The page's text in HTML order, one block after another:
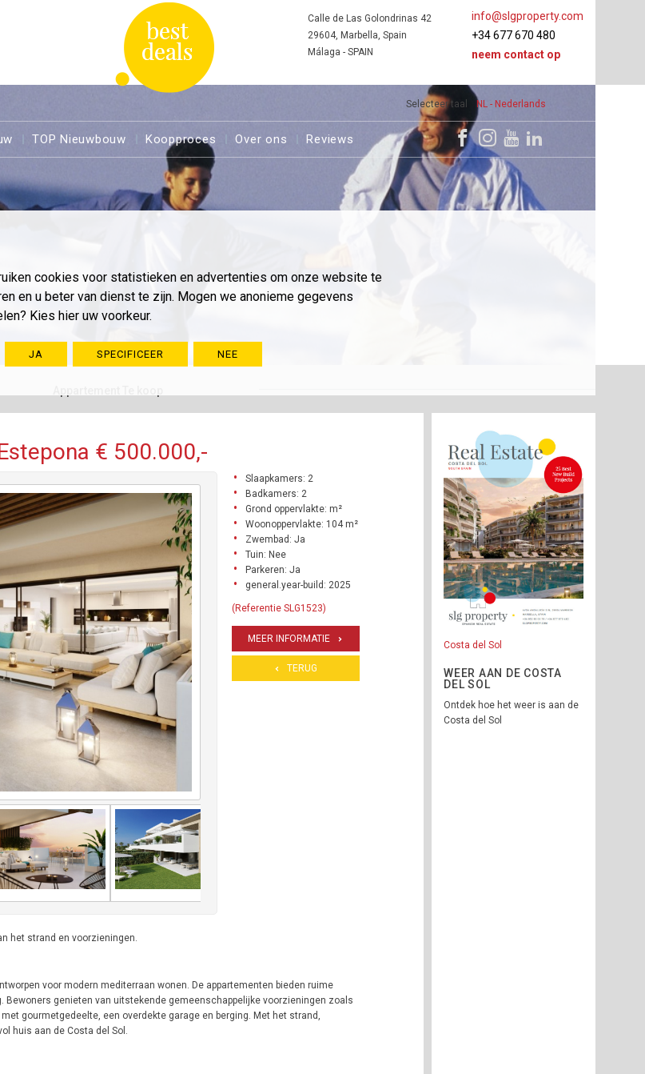
cookies voor statistieken en advertenties om onze website te
en u beter van dienst te zijn. Mogen we anonieme gegevens
Kies hier uw voorkeur.
JA SPECIFICEER NEE
Selecteer taal NL - Nederlands
info@slgproperty.com
+34 677 670 480
neem contact op
Calle de Las Golondrinas 42
29604, Marbella, Spain
Málaga - SPAIN
TOP Nieuwbouw Koopproces Over ons Reviews
€ 500.000,-
Slaapkamers: 2
Badkamers: 2
Grond oppervlakte: m²
Woonoppervlakte: 104 m²
Zwembad: Ja
Tuin: Nee
Parkeren: Ja
general.year-build: 2025
(Referentie SLG1523)
MEER INFORMATIE
TERUG
het strand en voorzieningen.
voor modern mediterraan wonen. De appartementen bieden ruime
genieten van uitstekende gemeenschappelijke voorzieningen zoals
gourmetgedeelte, een overdekte garage en berging. Met het strand,
huis aan de Costa del Sol.
Costa del Sol
WEER AAN DE COSTA
DEL SOL
Ontdek hoe het weer is aan de
Costa del Sol